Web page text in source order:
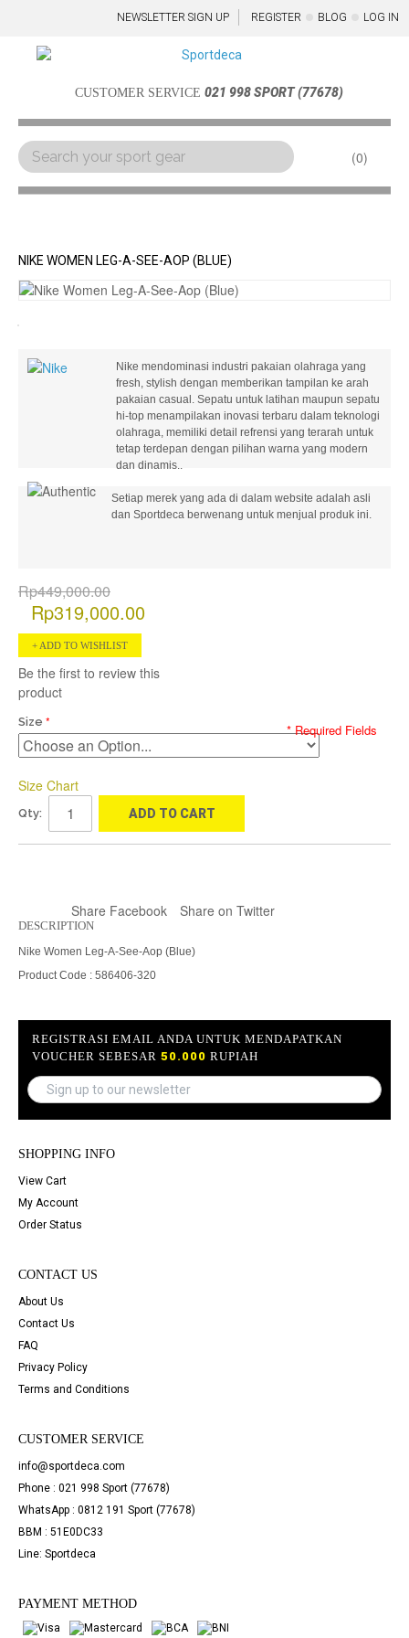
NEWSLETTER SIGN UP REGISTER BLOG LOG IN
CUSTOMER SERVICE 021 998 SPORT (77678)
0
Menu
NIKE WOMEN LEG-A-SEE-AOP (BLUE)
Nike mendominasi industri pakaian olahraga yang
fresh, stylish dengan memberikan tampilan ke arah
pakaian casual. Sepatu untuk latihan maupun sepatu
hi-top menampilakan inovasi terbaru dalam teknologi
olahraga, memiliki detail refrensi yang terarah untuk
tetap terdepan dengan pilihan warna yang modern
dan dinamis..
Setiap merek yang ada di dalam website adalah asli
dan Sportdeca berwenang untuk menjual produk ini.
Rp449,000.00
Rp319,000.00
ADD TO WISHLIST
Be the first to review this
product
Size * Required Fields
Size Chart
Qty: ADD TO CART
Share Facebook Share on Twitter
DESCRIPTION
Nike Women Leg-A-See-Aop (Blue)
Product Code : 586406-320
REGISTRASI EMAIL ANDA UNTUK MENDAPATKAN
VOUCHER SEBESAR 50.000 RUPIAH
SHOPPING INFO
View Cart
My Account
Order Status
CONTACT US
About Us
Contact Us
FAQ
Privacy Policy
Terms and Conditions
CUSTOMER SERVICE
info@sportdeca.com
Phone : 021 998 Sport (77678)
WhatsApp : 0812 191 Sport (77678)
BBM : 51E0DC33
Line: Sportdeca
PAYMENT METHOD